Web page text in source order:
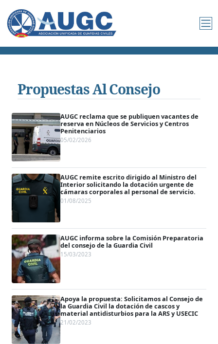
Propuestas Al Consejo
AUGC reclama que se publiquen vacantes de
reserva en Núcleos de Servicios y Centros
Penitenciarios
05/02/2026
AUGC remite escrito dirigido al Ministro del
Interior solicitando la dotación urgente de
cámaras corporales al personal de servicio.
01/08/2025
AUGC informa sobre la Comisión Preparatoria
del consejo de la Guardia Civil
15/03/2023
Apoya la propuesta: Solicitamos al Consejo de
la Guardia Civil la dotación de cascos y
material antidisturbios para la ARS y USECIC
21/02/2023